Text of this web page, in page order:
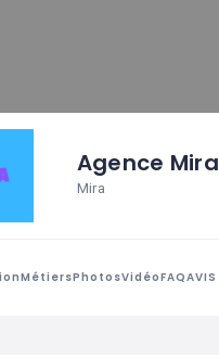
Agence Mira
Mira
MétiersPhotosVidéoFAQAVIS